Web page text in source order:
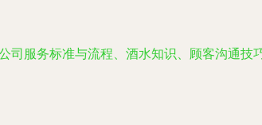
司服务标准与流程、酒水知识、顾客沟通